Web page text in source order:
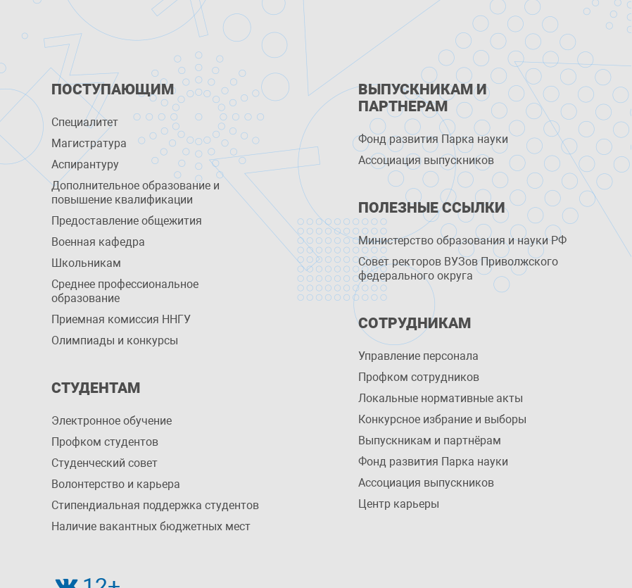
ПОСТУПАЮЩИМ
Специалитет
Магистратура
Аспирантуру
Дополнительное образование и
повышение квалификации
Предоставление общежития
Военная кафедра
Школьникам
Среднее профессиональное
образование
Приемная комиссия ННГУ
Олимпиады и конкурсы
СТУДЕНТАМ
Электронное обучение
Профком студентов
Студенческий совет
Волонтерство и карьера
Стипендиальная поддержка студентов
Наличие вакантных бюджетных мест
ВЫПУСКНИКАМ И
ПАРТНЕРАМ
Фонд развития Парка науки
Ассоциация выпускников
ПОЛЕЗНЫЕ ССЫЛКИ
Министерство образования и науки РФ
Совет ректоров ВУЗов Приволжского
федерального округа
СОТРУДНИКАМ
Управление персоналa
Профком сотрудников
Локальные нормативные акты
Конкурсное избрание и выборы
Выпускникам и партнёрам
Фонд развития Парка науки
Ассоциация выпускников
Центр карьеры